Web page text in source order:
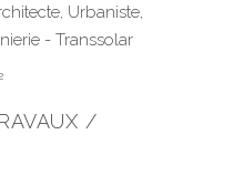
Urbaniste,
- Transsolar
/